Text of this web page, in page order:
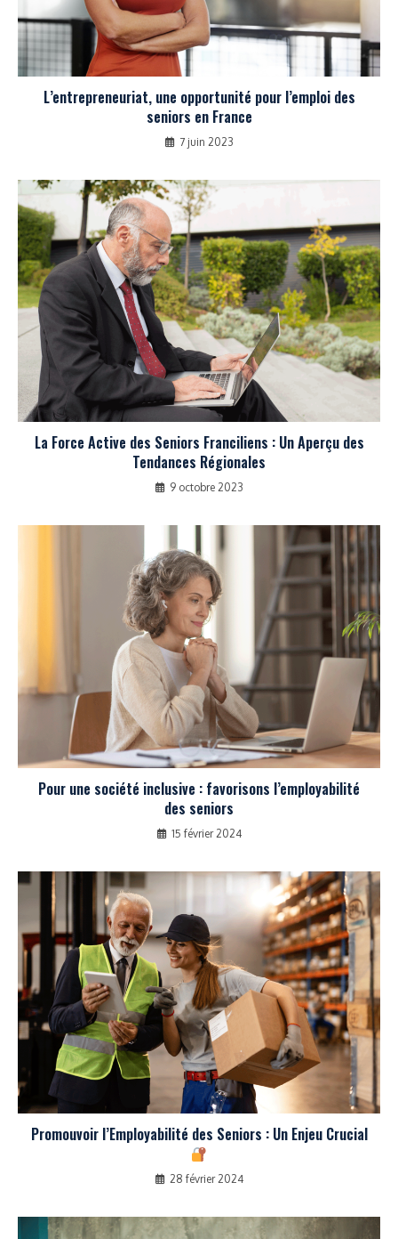
L’entrepreneuriat, une opportunité pour l’emploi des
seniors en France
7 juin 2023
La Force Active des Seniors Franciliens : Un Aperçu des
Tendances Régionales
9 octobre 2023
Pour une société inclusive : favorisons l’employabilité
des seniors
15 février 2024
Promouvoir l’Employabilité des Seniors : Un Enjeu Crucial
28 février 2024